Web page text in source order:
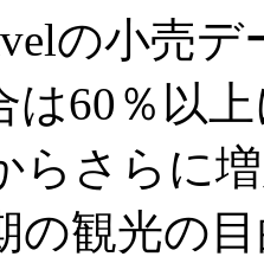
の小売
は60％以
らさらに
の観光の